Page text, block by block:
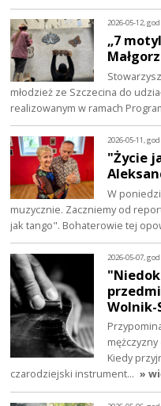
2026-05-12,
„7
młodzież ze Szczecina do
realizowanym w ramach
2026-05-11,
"Życie
W
muzycznie. Zaczniemy od
jak tango". Bohaterowie tej
2026-05-07,
Wolnik-
Kiedy
czarodziejski instrument… »